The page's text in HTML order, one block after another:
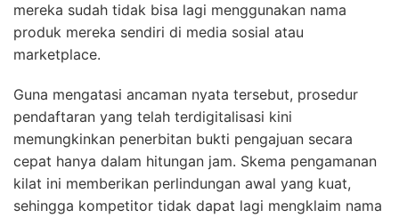
mereka sudah tidak bisa lagi menggunakan nama
produk mereka sendiri di media sosial atau
marketplace.
Guna mengatasi ancaman nyata tersebut, prosedur
pendaftaran yang telah terdigitalisasi kini
memungkinkan penerbitan bukti pengajuan secara
cepat hanya dalam hitungan jam. Skema pengamanan
kilat ini memberikan perlindungan awal yang kuat,
sehingga kompetitor tidak dapat lagi mengklaim nama